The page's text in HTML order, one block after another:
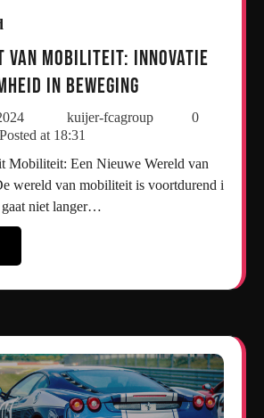
van Mobiliteit: Innovatie
in Beweging
kuijer-fcagroup
0
Posted at 18:31
wereld van mobiliteit is voortdurend i
niet langer…